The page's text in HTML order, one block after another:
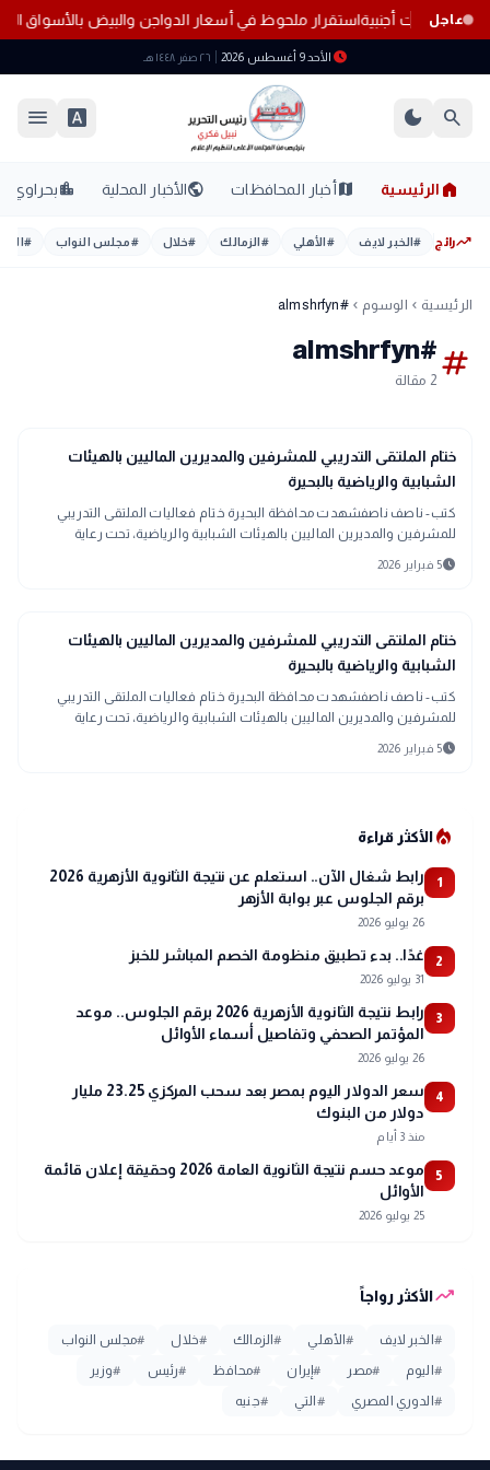
عاجل استقرار ملحوظ في أسعار الدواجن والبيض بالأسواق اليوم الأحد 9
schedule الأحد 9 أغسطس 2026 ٢٦ صفر ١٤٤٨ هـ
search
dark_mode
font_download
menu
home الرئيسية mapأخبار المحافظات publicالأخبار المحلية location_cityبحراوي
trending_upرائج #الخبر لايف #الأهلي #الزمالك #خلال #مجلس النواب #
الرئيسية chevron_left الوسوم chevron_left
#almshrfyn
tag
#almshrfyn
2 مقالة
location_city
بحراوي
ختام الملتقى التدريبي للمشرفين والمديرين الماليين بالهيئات
الشبابية والرياضية بالبحيرة
كتب- ناصف ناصفشهدت محافظة البحيرة ختام فعاليات الملتقى التدريبي
للمشرفين والمديرين الماليين بالهيئات الشبابية والرياضية، تحت رعاية
الدكتور أشرف صبحي و
schedule5 فبراير 2026
location_city
بحراوي
ختام الملتقى التدريبي للمشرفين والمديرين الماليين بالهيئات
الشبابية والرياضية بالبحيرة
كتب- ناصف ناصفشهدت محافظة البحيرة ختام فعاليات الملتقى التدريبي
للمشرفين والمديرين الماليين بالهيئات الشبابية والرياضية، تحت رعاية
الدكتور أشرف صبحي و
schedule5 فبراير 2026
local_fire_departmentالأكثر قراءة
1
رابط شغال الآن.. استعلم عن نتيجة الثانوية الأزهرية 2026
برقم الجلوس عبر بوابة الأزهر
26 يوليو 2026
2 غدًا.. بدء تطبيق منظومة الخصم المباشر للخبز
31 يوليو 2026
3
رابط نتيجة الثانوية الأزهرية 2026 برقم الجلوس.. موعد
المؤتمر الصحفي وتفاصيل أسماء الأوائل
26 يوليو 2026
4
سعر الدولار اليوم بمصر بعد سحب المركزي 23.25 مليار
دولار من البنوك
منذ 3 أيام
5
موعد حسم نتيجة الثانوية العامة 2026 وحقيقة إعلان قائمة
الأوائل
25 يوليو 2026
trending_upالأكثر رواجاً
# الخبر لايف #الأهلي #الزمالك #خلال #مجلس النواب
# اليوم #مصر #إيران #محافظ #رئيس #وزير
# الدوري المصري # التي #جنيه